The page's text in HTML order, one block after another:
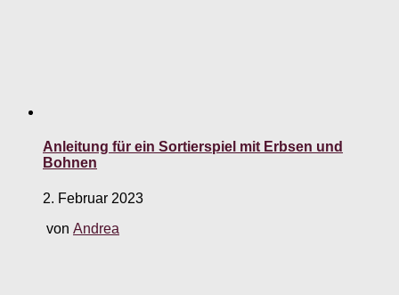
Anleitung für ein Sortierspiel mit Erbsen und
Bohnen
2. Februar 2023
von Andrea